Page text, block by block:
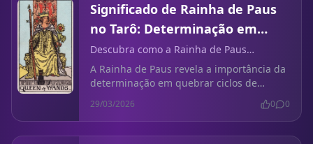
Significado de Rainha de Paus
no Tarô: Determinação em
Atraindo Relações Tóxicas
Descubra como a Rainha de Paus
representa a determinação ao quebrar
padrões de relacionamentos prejudiciais.
A Rainha de Paus revela a importância da
determinação em quebrar ciclos de
conexões mais saudáveis.
29/03/2026 0 0